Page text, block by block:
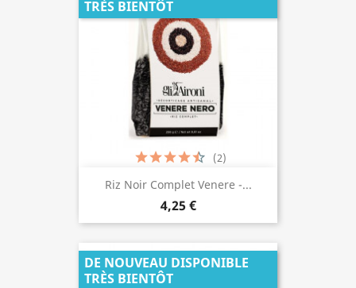
Riz Noir Complet Venere -...
4,25 €
(2)
TRÈS BIENTÔT
DE NOUVEAU DISPONIBLE
TRÈS BIENTÔT